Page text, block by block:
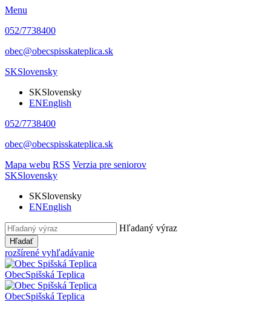
Menu
052/7738400
obec@obecspisskateplica.sk
SKSlovensky
SKSlovensky
ENEnglish
052/7738400
obec@obecspisskateplica.sk
Mapa webu RSS Verzia pre seniorov
SKSlovensky
SKSlovensky
ENEnglish
Hľadaný výraz
Hľadať
rozšírené vyhľadávanie
ObecSpišská Teplica
ObecSpišská Teplica